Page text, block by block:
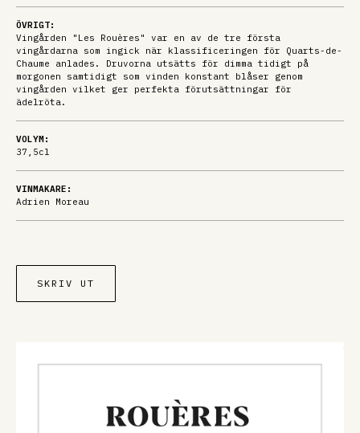
ÖVRIGT:
Vingården "Les Rouères" var en av de tre första
vingårdarna som ingick när klassificeringen för Quarts-de-
Chaume anlades. Druvorna utsätts för dimma tidigt på
morgonen samtidigt som vinden konstant blåser genom
vingården vilket ger perfekta förutsättningar för
ädelröta.
VOLYM:
37,5cl
VINMAKARE:
Adrien Moreau
SKRIV UT